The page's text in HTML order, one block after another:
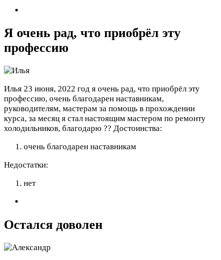
Я очень рад, что приобрёл эту
профессию
Илья 23 июня, 2022 год я очень рад, что приобрёл эту
профессию, очень благодарен наставникам,
руководителям, мастерам за помощь в прохождении
курса, за месяц я стал настоящим мастером по ремонту
холодильников, благодарю ?? Достоинства:
очень благодарен наставникам
Недостатки:
нет
Остался доволен